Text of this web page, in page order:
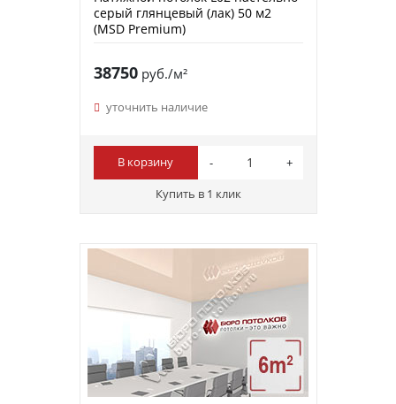
серый глянцевый (лак) 50 м2
(MSD Premium)
38750руб./м²
уточнить наличие
В корзину
Купить в 1 клик